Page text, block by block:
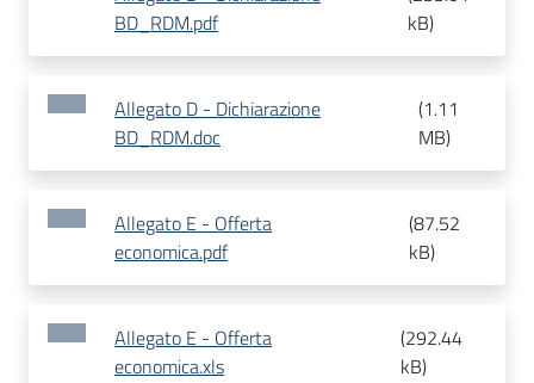
BD_RDM.pdf
kB)
Allegato D - Dichiarazione
BD_RDM.doc
(1.11
MB)
Allegato E - Offerta
economica.pdf
(87.52
kB)
Allegato E - Offerta
economica.xls
(292.44
kB)